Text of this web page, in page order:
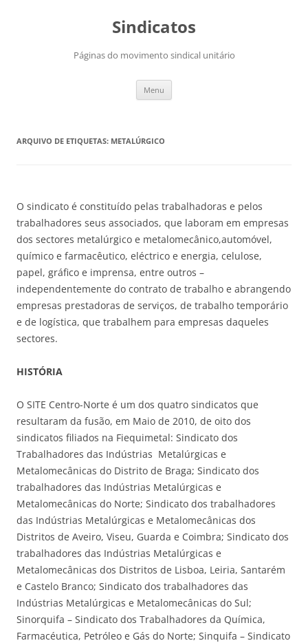
Sindicatos
Páginas do movimento sindical unitário
Menu
ARQUIVO DE ETIQUETAS: METALÚRGICO
O sindicato é constituído pelas trabalhadoras e pelos
trabalhadores seus associados, que laboram em empresas
dos sectores metalúrgico e metalomecânico,automóvel,
químico e farmacêutico, eléctrico e energia, celulose,
papel, gráfico e imprensa, entre outros –
independentemente do contrato de trabalho e abrangendo
empresas prestadoras de serviços, de trabalho temporário
e de logística, que trabalhem para empresas daqueles
sectores.
HISTÓRIA
O SITE Centro-Norte é um dos quatro sindicatos que
resultaram da fusão, em Maio de 2010, de oito dos
sindicatos filiados na Fiequimetal: Sindicato dos
Trabalhadores das Indústrias Metalúrgicas e
Metalomecânicas do Distrito de Braga; Sindicato dos
trabalhadores das Indústrias Metalúrgicas e
Metalomecânicas do Norte; Sindicato dos trabalhadores
das Indústrias Metalúrgicas e Metalomecânicas dos
Distritos de Aveiro, Viseu, Guarda e Coimbra; Sindicato dos
trabalhadores das Indústrias Metalúrgicas e
Metalomecânicas dos Distritos de Lisboa, Leiria, Santarém
e Castelo Branco; Sindicato dos trabalhadores das
Indústrias Metalúrgicas e Metalomecânicas do Sul;
Sinorquifa – Sindicato dos Trabalhadores da Química,
Farmacéutica, Petróleo e Gás do Norte; Sinquifa – Sindicato